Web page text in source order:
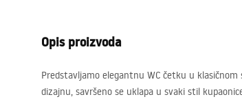
Opis proizvoda
Predstavljamo elegantnu WC četku u
dizajnu, savršeno se uklapa u svaki stil